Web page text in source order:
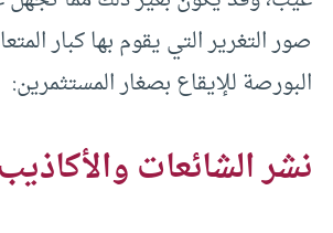
صور التغرير التي يقوم بها كبار
البورصة للإيقاع بصغار المستثمرين:
نشر الشائعات والأكاذيب